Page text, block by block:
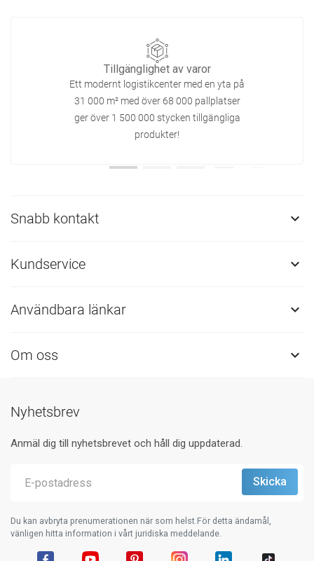
Tillgänglighet av varor
Ett modernt logistikcenter med en yta på
31 000 m² med över 68 000 pallplatser
ger över 1 500 000 stycken tillgängliga
produkter!
Snabb kontakt 
Kundservice 
Användbara länkar 
Om oss 
Nyhetsbrev
Anmäl dig till nyhetsbrevet och håll dig uppdaterad.
Du kan avbryta prenumerationen när som helst.För detta ändamål,
vänligen hitta information i vårt juridiska meddelande.